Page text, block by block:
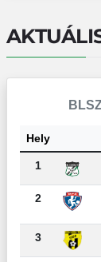
Hely
1
2
3